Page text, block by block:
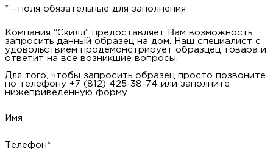
* - поля обязательные для заполнения
Компания “Скилл” предоставляет Вам возможность
запросить данный образец на дом. Наш специалист с
удовольствием продемонстрирует образцец товара и
ответит на все возникшие вопросы.
Для того, чтобы запросить образец просто позвоните
по телефону +7 (812) 425-38-74 или заполните
нижеприведённую форму.
Имя
Телефон*